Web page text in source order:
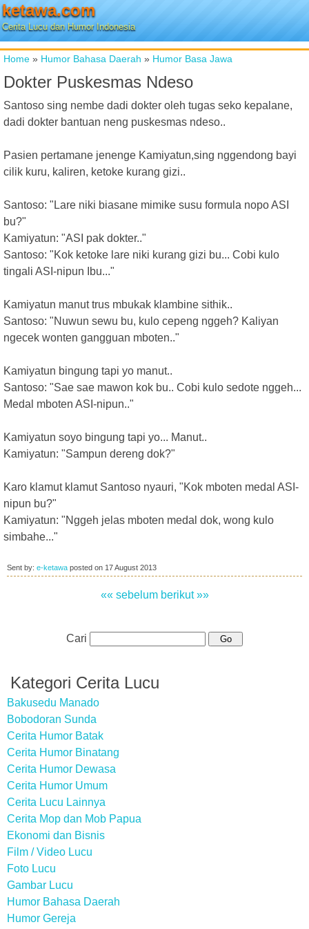
ketawa.com
Cerita Lucu dan Humor Indonesia
Home » Humor Bahasa Daerah » Humor Basa Jawa
Dokter Puskesmas Ndeso
Santoso sing nembe dadi dokter oleh tugas seko kepalane,
dadi dokter bantuan neng puskesmas ndeso..
Pasien pertamane jenenge Kamiyatun,sing nggendong bayi
cilik kuru, kaliren, ketoke kurang gizi..
Santoso: "Lare niki biasane mimike susu formula nopo ASI
bu?"
Kamiyatun: "ASI pak dokter.."
Santoso: "Kok ketoke lare niki kurang gizi bu... Cobi kulo
tingali ASI-nipun Ibu..."
Kamiyatun manut trus mbukak klambine sithik..
Santoso: "Nuwun sewu bu, kulo cepeng nggeh? Kaliyan
ngecek wonten gangguan mboten.."
Kamiyatun bingung tapi yo manut..
Santoso: "Sae sae mawon kok bu.. Cobi kulo sedote nggeh...
Medal mboten ASI-nipun.."
Kamiyatun soyo bingung tapi yo... Manut..
Kamiyatun: "Sampun dereng dok?"
Karo klamut klamut Santoso nyauri, "Kok mboten medal ASI-
nipun bu?"
Kamiyatun: "Nggeh jelas mboten medal dok, wong kulo
simbahe..."
Sent by: e-ketawa posted on 17 August 2013
«« sebelum berikut »»
Cari
Kategori Cerita Lucu
Bakusedu Manado
Bobodoran Sunda
Cerita Humor Batak
Cerita Humor Binatang
Cerita Humor Dewasa
Cerita Humor Umum
Cerita Lucu Lainnya
Cerita Mop dan Mob Papua
Ekonomi dan Bisnis
Film / Video Lucu
Foto Lucu
Gambar Lucu
Humor Bahasa Daerah
Humor Gereja